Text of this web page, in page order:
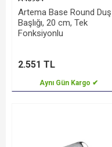
Artema Base Round Duş
Başlığı, 20 cm, Tek
Fonksiyonlu
2.551 TL
Aynı Gün Kargo ✔